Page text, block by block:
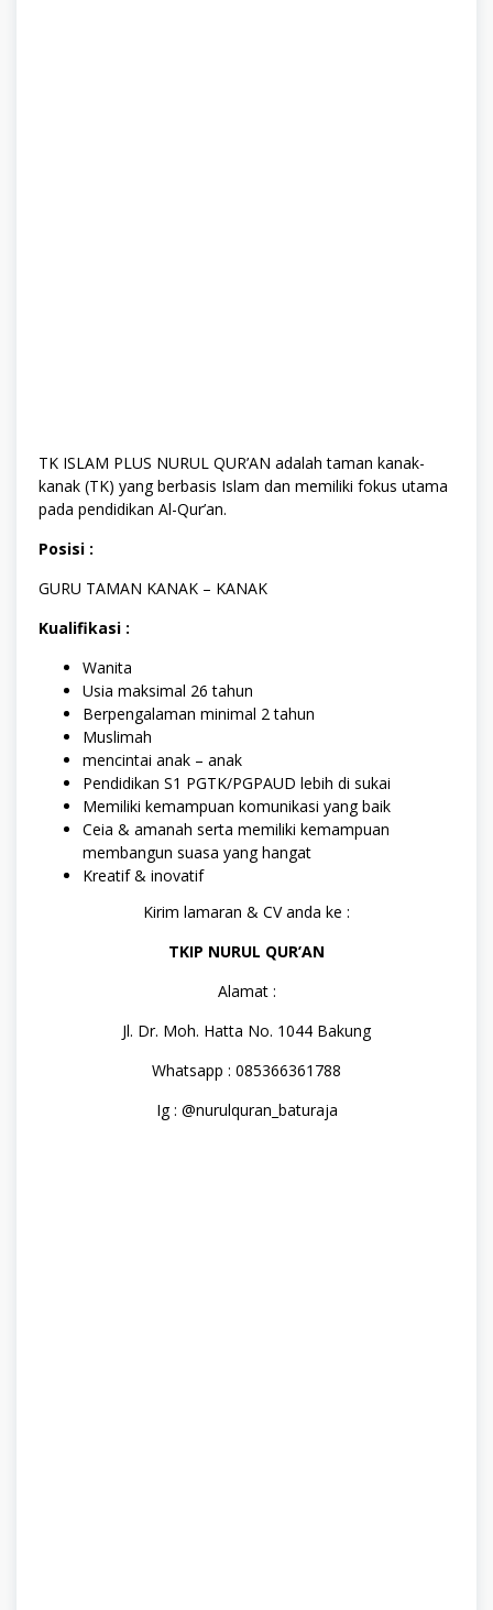
TK ISLAM PLUS NURUL QUR’AN adalah taman kanak-
kanak (TK) yang berbasis Islam dan memiliki fokus utama
pada pendidikan Al-Qur’an.
Posisi :
GURU TAMAN KANAK – KANAK
Kualifikasi :
Wanita
Usia maksimal 26 tahun
Berpengalaman minimal 2 tahun
Muslimah
mencintai anak – anak
Pendidikan S1 PGTK/PGPAUD lebih di sukai
Memiliki kemampuan komunikasi yang baik
Ceia & amanah serta memiliki kemampuan
membangun suasa yang hangat
Kreatif & inovatif
Kirim lamaran & CV anda ke :
TKIP NURUL QUR’AN
Alamat :
Jl. Dr. Moh. Hatta No. 1044 Bakung
Whatsapp : 085366361788
Ig : @nurulquran_baturaja